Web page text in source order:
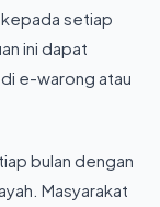
setiap
ini dapat
e-warong atau
bulan dengan
Masyarakat